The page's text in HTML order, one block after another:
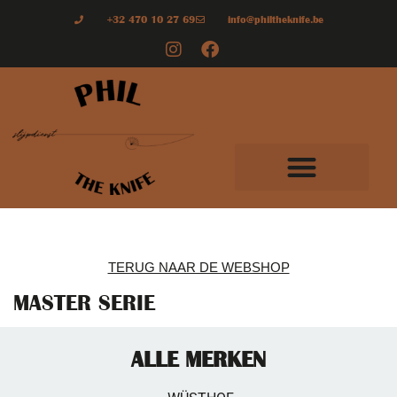
+32 470 10 27 69 info@philtheknife.be
TERUG NAAR DE WEBSHOP
MASTER SERIE
ALLE MERKEN